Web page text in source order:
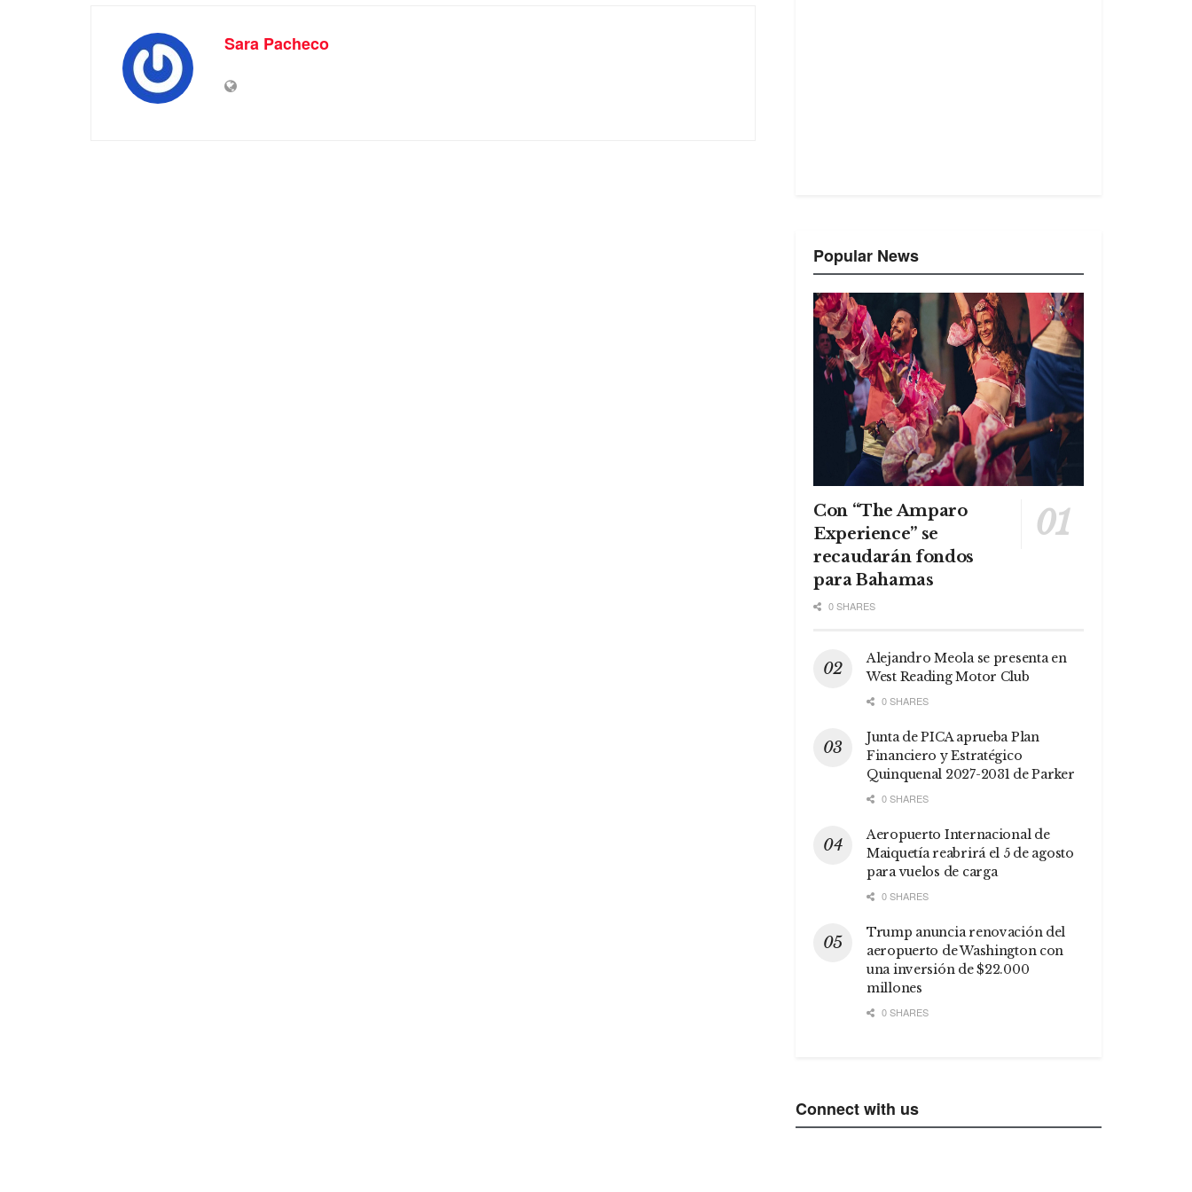
Sara Pacheco
Popular News
Con “The Amparo
Experience” se
recaudarán fondos
para Bahamas
0 SHARES
Alejandro Meola se presenta en
West Reading Motor Club
0 SHARES
Junta de PICA aprueba Plan
Financiero y Estratégico
Quinquenal 2027-2031 de Parker
0 SHARES
Aeropuerto Internacional de
Maiquetía reabrirá el 5 de agosto
para vuelos de carga
0 SHARES
Trump anuncia renovación del
aeropuerto de Washington con
una inversión de $22.000
millones
0 SHARES
Connect with us